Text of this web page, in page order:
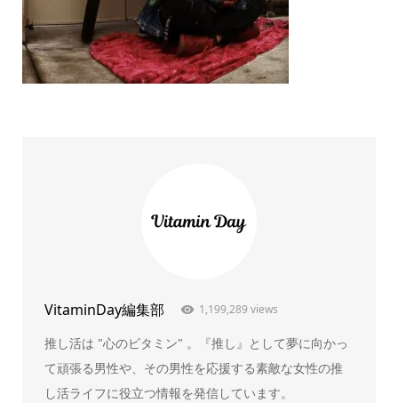
VitaminDay編集部 1,199,289 views
推し活は "心のビタミン" 。『推し』として夢に向かっ
て頑張る男性や、その男性を応援する素敵な女性の推
し活ライフに役立つ情報を発信しています。